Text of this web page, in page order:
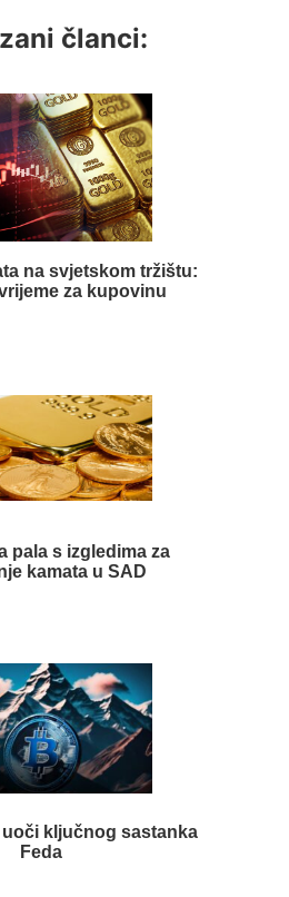
članci:
na svjetskom tržištu:
za kupovinu
pala s izgledima za
kamata u SAD
ključnog sastanka
Feda